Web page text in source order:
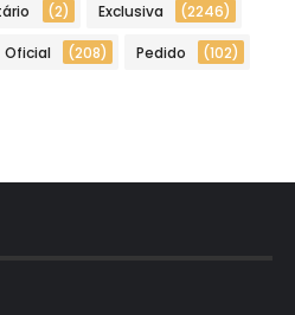
(2) Exclusiva (2246)
Oficial (208) Pedido (102)